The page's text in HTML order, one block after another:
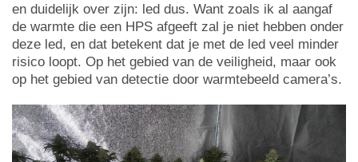
en duidelijk over zijn: led dus. Want zoals ik al aangaf
de warmte die een HPS afgeeft zal je niet hebben onder
deze led, en dat betekent dat je met de led veel minder
risico loopt. Op het gebied van de veiligheid, maar ook
op het gebied van detectie door warmtebeeld camera’s.